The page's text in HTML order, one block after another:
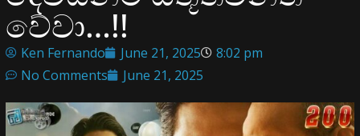
වේවා…!!
Ken Fernando June 21, 2025
8:02 pm
No Comments
June 21, 2025